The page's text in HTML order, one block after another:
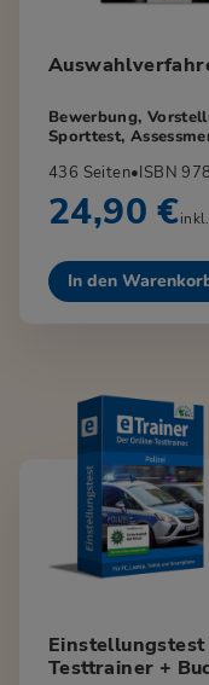
Bewerbung,
Sporttest,
436 Seiten•ISBN
24,90 €
In den
Testtrainer +